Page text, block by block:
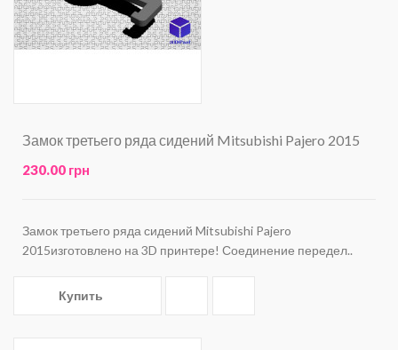
Замок третьего ряда сидений Mitsubishi Pajero 2015
230.00 грн
Замок третьего ряда сидений Mitsubishi Pajero
2015изготовлено на 3D принтере! Соединение передел..
Купить